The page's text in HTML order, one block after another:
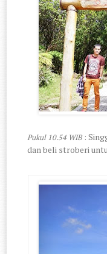
Pukul 10.54 WIB :
dan beli stroberi